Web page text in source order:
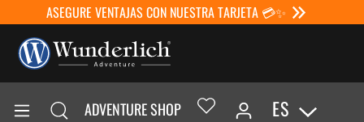
ASEGURE VENTAJAS CON NUESTRA TARJETA 💳✨
ADVENTURE SHOP ES